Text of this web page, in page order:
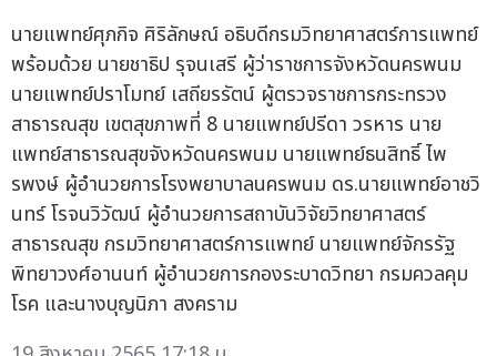
นายแพทย์ศุภกิจ ศิริลักษณ์ อธิบดีกรมวิทยาศาสตร์การแพทย์
พร้อมด้วย นายชาธิป รุจนเสรี ผู้ว่าราชการจังหวัดนครพนม
นายแพทย์ปราโมทย์ เสถียรรัตน์ ผู้ตรวจราชการกระทรวง
สาธารณสุข เขตสุขภาพที่ 8 นายแพทย์ปรีดา วรหาร นาย
แพทย์สาธารณสุขจังหวัดนครพนม นายแพทย์ธนสิทธิ์ ไพ
รพงษ์ ผู้อำนวยการโรงพยาบาลนครพนม ดร.นายแพทย์อาชวิ
นทร์ โรจนวิวัฒน์ ผู้อำนวยการสถาบันวิจัยวิทยาศาสตร์
สาธารณสุข กรมวิทยาศาสตร์การแพทย์ นายแพทย์จักรรัฐ
พิทยาวงศ์อานนท์ ผู้อำนวยการกองระบาดวิทยา กรมควลคุม
โรค และนางบุญนิภา สงคราม